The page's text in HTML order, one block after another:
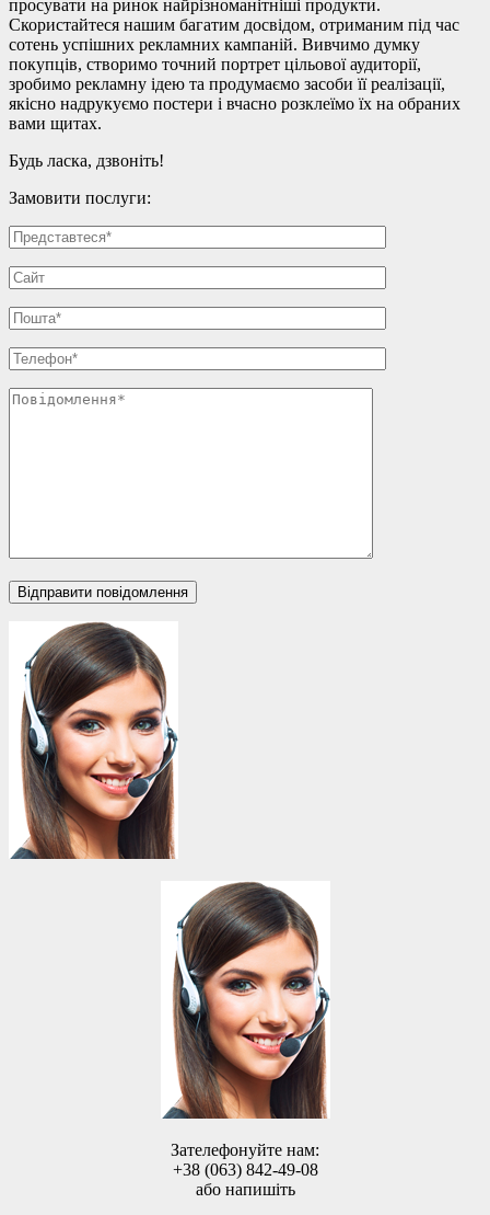
просувати на ринок найрізноманітніші продукти.
Скористайтеся нашим багатим досвідом, отриманим під час
сотень успішних рекламних кампаній. Вивчимо думку
покупців, створимо точний портрет цільової аудиторії,
зробимо рекламну ідею та продумаємо засоби її реалізації,
якісно надрукуємо постери і вчасно розклеїмо їх на обраних
вами щитах.
Будь ласка, дзвоніть!
Замовити послуги:
Зателефонуйте нам:
+38 (063) 842-49-08
або напишіть